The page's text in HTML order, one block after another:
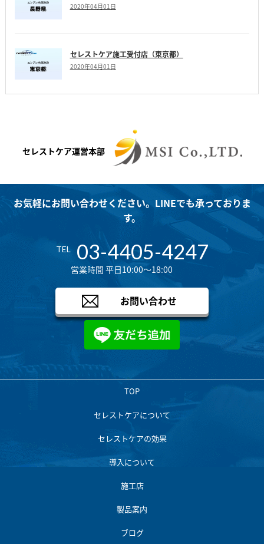
2020年04月01日
セレストケア施工受付店（東京都）
2020年04月01日
セレストケア運営本部
お気軽にお問い合わせください。LINEでも承っておりま
す。
TEL 03-4405-4247
営業時間 平日10:00～18:00
お問い合わせ
TOP
セレストケアについて
セレストケアの効果
導入について
施工店
製品案内
ブログ